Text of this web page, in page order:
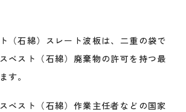
（石綿）スレート波板は、二重の袋で
ベスト（石綿）廃棄物の許可を持つ最
す。
ベスト（石綿）作業主任者などの国家